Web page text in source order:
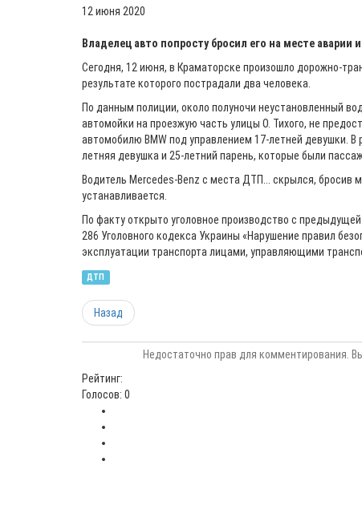
12 июня 2020
Владелец авто попросту бросил его на месте аварии
Сегодня, 12 июня, в Краматорске произошло дорожно-
результате которого пострадали два человека.
По данным полиции, около полуночи неустановленный
автомойки на проезжую часть улицы О. Тихого, не
автомобилю BMW под управлением 17-летней девушки. В
летняя девушка и 25-летний парень, которые были
Водитель Mercedes-Benz с места ДТП... скрылся, бросив
устанавливается.
По факту открыто уголовное производство с
286 Уголовного кодекса Украины «Нарушение правил
эксплуатации транспорта лицами, управляющими
ДТП
Назад
Недостаточно прав для комментирования.
Рейтинг:
Голосов: 0